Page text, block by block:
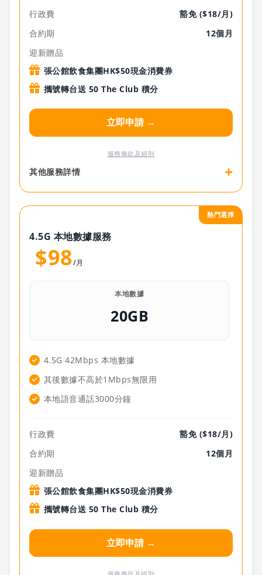
行政費
豁免 ($18/月)
合約期
12個月
迎新贈品
張公館飲食集團HK$50現金消費券
攜號轉台送 50 The Club 積分
立即申請 →
服務條款及細則
其他服務詳情 +
熱門選擇
4.5G 本地數據服務
$98/月
本地數據
20GB
4.5G 42Mbps 本地數據
其後數據不高於1Mbps無限用
本地語音通話3000分鐘
行政費
豁免 ($18/月)
合約期
12個月
迎新贈品
張公館飲食集團HK$50現金消費券
攜號轉台送 50 The Club 積分
立即申請 →